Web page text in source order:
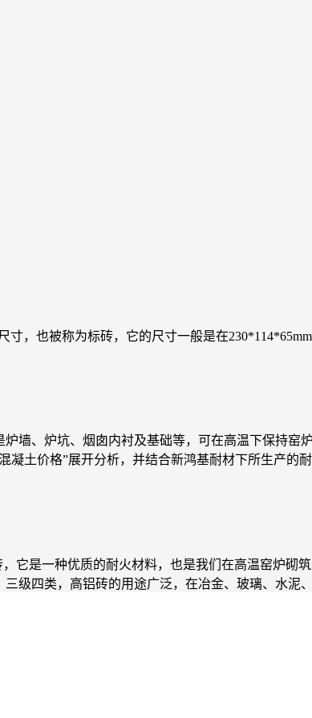
，也被称为标砖，它的尺寸一般是在
墙、炉坑、烟囱内衬及基础等，可在高温下保持
凝土价格”展开分析，并结合新鸿基耐材下所生产的
它是一种优质的耐火材料，也是我们在高温窑炉
级四类，高铝砖的用途广泛，在冶金、玻璃、水泥